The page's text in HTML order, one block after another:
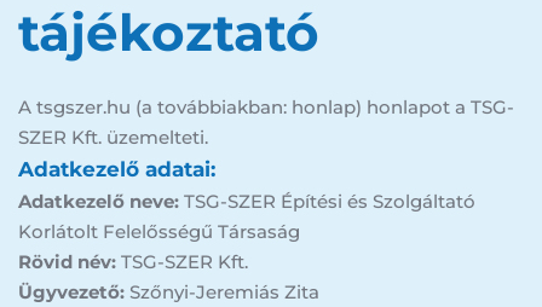
tájékoztató
A tsgszer.hu (a továbbiakban: honlap) honlapot a TSG-
SZER Kft. üzemelteti.
Adatkezelő adatai:
Adatkezelő neve: TSG-SZER Építési és Szolgáltató
Korlátolt Felelősségű Társaság
Rövid név: TSG-SZER Kft.
Ügyvezető: Szőnyi-Jeremiás Zita